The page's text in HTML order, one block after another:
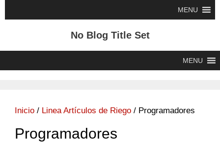
al
MENU
No Blog Title Set
MENU
Inicio / Linea Artículos de Riego / Programadores
Programadores